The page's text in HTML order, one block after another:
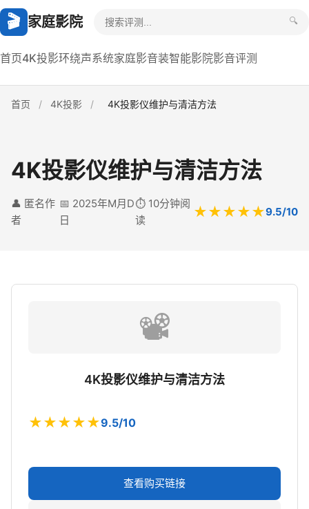
🎬 家庭影院
首页4K投影环绕声系统家庭影音装智能影院影音评测
🔍
首页 / 4K投影 / 4K投影仪维护与清洁方法
4K投影仪维护与清洁方法
👤 匿名作
者
📅 2025年M月D
日
⏱️ 10分钟阅
读
★★★★★9.5/10
📽️
4K投影仪维护与清洁方法
★★★★★9.5/10
查看购买链接